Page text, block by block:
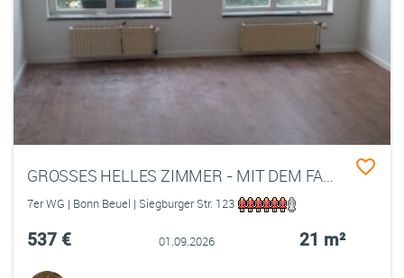
GROSSES HELLES ZIMMER - MIT DEM FAHRRAD INS ZENTRUM
7er WG | Bonn Beuel | Siegburger Str. 123
537 € 01.09.2026 21 m²